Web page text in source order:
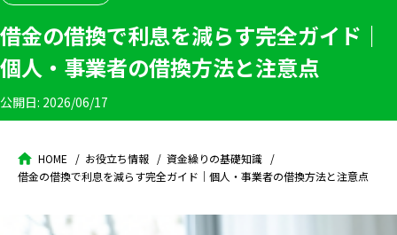
借金の借換で利息を減らす完全ガイド｜
個人・事業者の借換方法と注意点
公開日: 2026/06/17
HOME お役立ち情報
資金繰りの基礎知識
借金の借換で利息を減らす完全ガイド｜個人・事業者の借換方法と注意点